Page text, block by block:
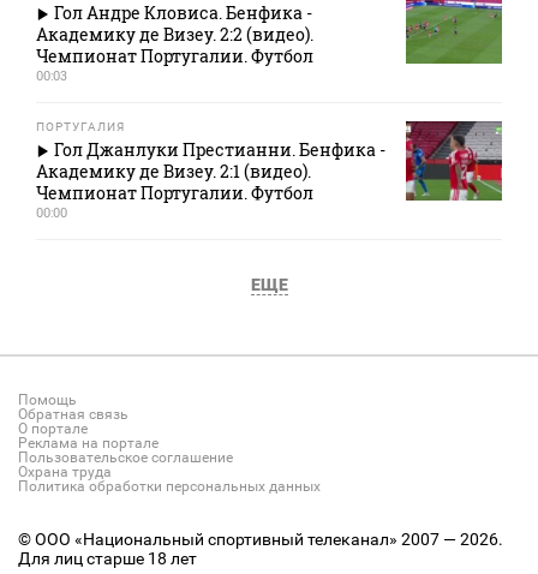
Гол Андре Кловиса. Бенфика -
Академику де Визеу. 2:2 (видео).
Чемпионат Португалии. Футбол
00:03
ПОРТУГАЛИЯ
Гол Джанлуки Престианни. Бенфика -
Академику де Визеу. 2:1 (видео).
Чемпионат Португалии. Футбол
00:00
ЕЩЕ
Помощь
Обратная связь
О портале
Реклама на портале
Пользовательское соглашение
Охрана труда
Политика обработки персональных данных
© ООО «Национальный спортивный телеканал» 2007 — 2026.
Для лиц старше 18 лет